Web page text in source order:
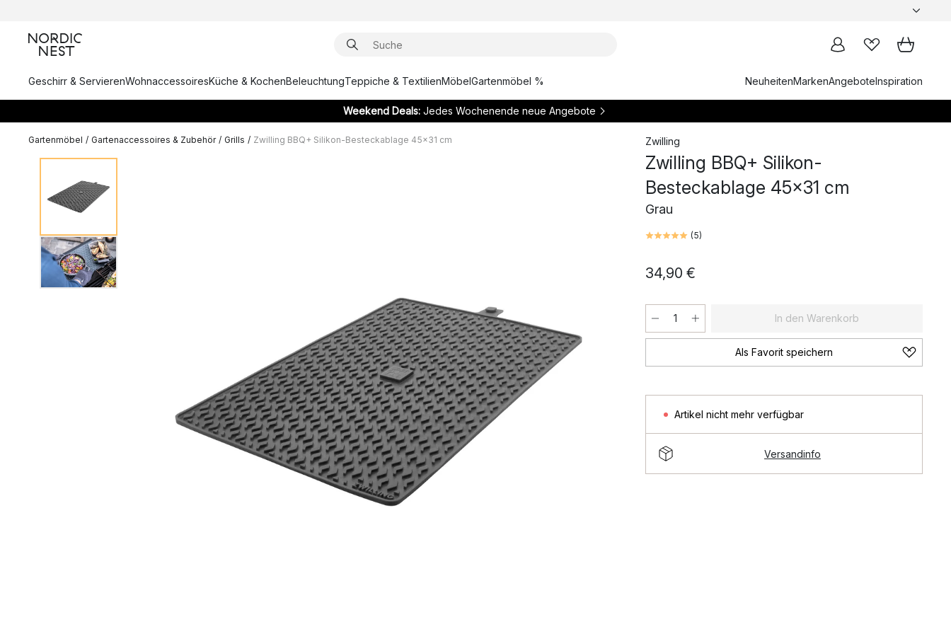
Geschirr & ServierenWohnaccessoiresKüche & KochenBeleuchtungTeppiche & TextilienMöbelGartenmöbel % NeuheitenMarkenAngeboteInspiration
Weekend Deals:Jedes Wochenende neue Angebote
Gartenmöbel / Gartenaccessoires & Zubehör / Grills / Zwilling BBQ+ Silikon-Besteckablage 45x31 cm Zwilling
Zwilling BBQ+ Silikon-
Besteckablage 45x31 cm
Grau
(5)
34,90 €
In den Warenkorb
Als Favorit speichern
Artikel nicht mehr verfügbar
Versandinfo